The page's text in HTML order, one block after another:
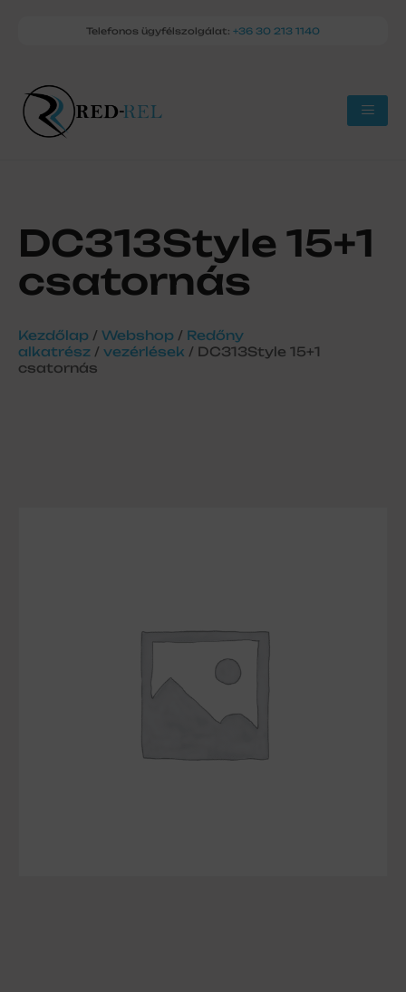
Telefonos ügyfélszolgálat: +36 30 213 1140
DC313Style 15+1
csatornás
Kezdőlap / Webshop / Redőny
alkatrész / vezérlések / DC313Style 15+1
csatornás